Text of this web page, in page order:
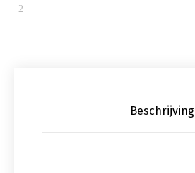
Beschrijving